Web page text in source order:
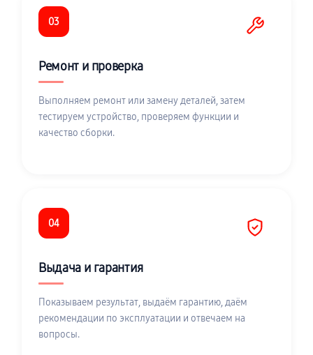
03
Ремонт и проверка
Выполняем ремонт или замену деталей, затем
тестируем устройство, проверяем функции и
качество сборки.
04
Выдача и гарантия
Показываем результат, выдаём гарантию, даём
рекомендации по эксплуатации и отвечаем на
вопросы.